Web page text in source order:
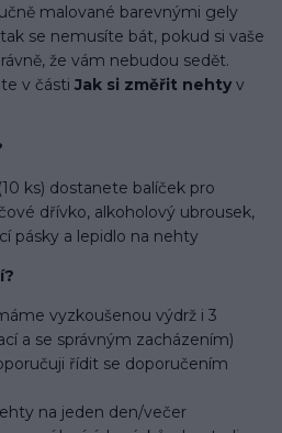
malované barevnými gely
se nemusíte bát, pokud si vaše
že vám nebudou sedět.
v části Jak si změřit nehty v
ks) dostanete balíček pro
dřívko, alkoholový ubrousek,
pásky a lepidlo na nehty
vyzkoušenou výdrž i 3
a se správným zacházením)
řídit se doporučením
na jeden den/večer